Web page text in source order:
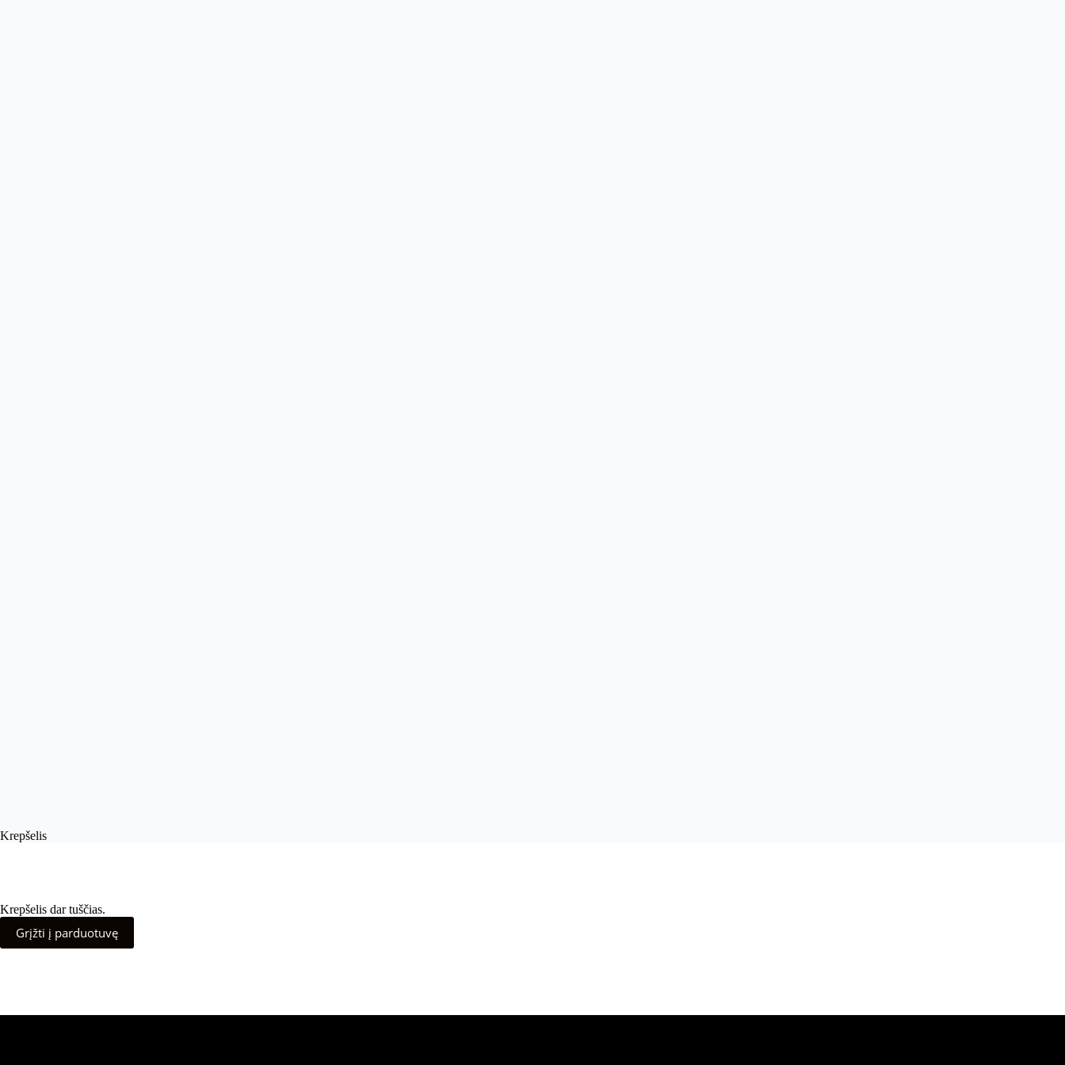
Krepšelis
Krepšelis dar tuščias.
Grįžti į parduotuvę